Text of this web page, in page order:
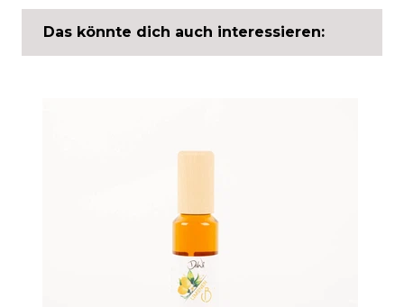
Das könnte dich auch interessieren: